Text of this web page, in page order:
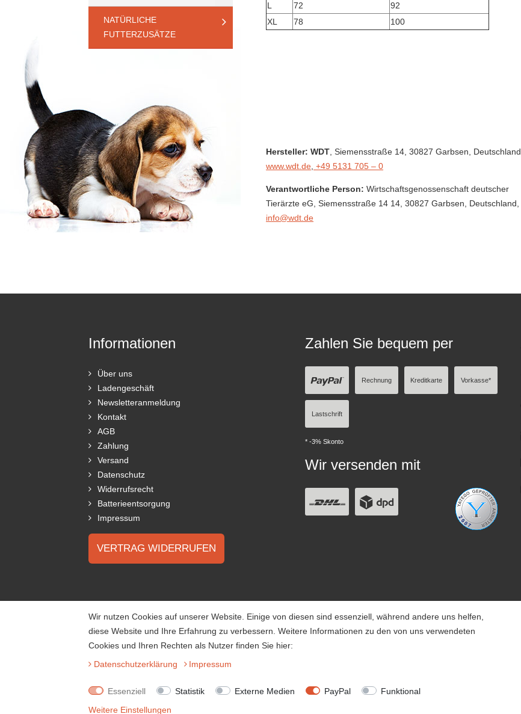
NATÜRLICHE
FUTTERZUSÄTZE
L
72
92
XL
78 100
Hersteller: WDT , Siemensstraße 14 , 30827 Garbsen, Deutschland
www.wdt.de +49 5131 705 – 0
Verantwortliche Person: Wirtschaftsgenossenschaft deutscher
Tierärzte eG,Siemensstraße 14 14, 30827 Garbsen, Deutschland
info@wdt.de
Informationen
Über uns
Ladengeschäft
Newsletteranmeldung
Kontakt
AGB
Zahlung
Versand
Datenschutz
Widerrufsrecht
Batterieentsorgung
Impressum
VERTRAG WIDERRUFEN
Zahlen Sie bequem per
Rechnung Kreditkarte Vorkasse*
Lastschrift
* -3% Skonto
Wir versenden mit
Wir nutzen Cookies auf unserer Website. Einige von diesen sind essenziell, während andere uns helfen,
diese Website und Ihre Erfahrung zu verbessern. Weitere Informationen zu den von uns verwendeten
Cookies und Ihren Rechten als Nutzer finden Sie hier:
Daten­schutz­erklärung
Impressum
Essenziell Statistik Externe Medien PayPal
Funktional
Weitere Einstellungen